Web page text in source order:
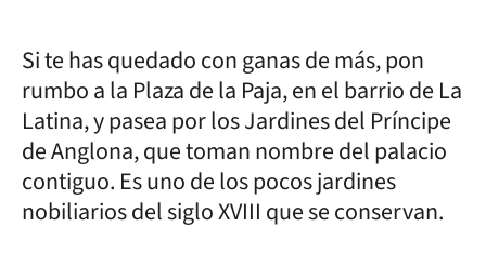
Si te has quedado con ganas de más, pon
rumbo a la Plaza de la Paja, en el barrio de La
Latina, y pasea por los Jardines del Príncipe
de Anglona, que toman nombre del palacio
contiguo. Es uno de los pocos jardines
nobiliarios del siglo XVIII que se conservan.